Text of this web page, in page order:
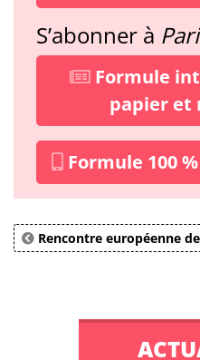
S’abonner à
Formule
papier et
Formule 100
Rencontre européenne